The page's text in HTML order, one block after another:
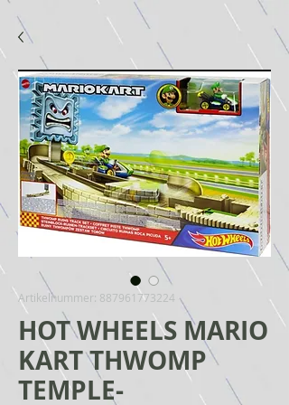
Artikelnummer: 887961773224
HOT WHEELS MARIO
KART THWOMP
TEMPLE-